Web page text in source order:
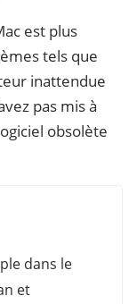
est plus
tels que
inattendue
pas mis à
obsolète
dans le
et